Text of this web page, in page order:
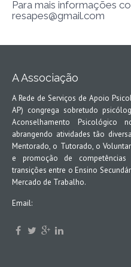
Para mais informações
resapes@gmail.com
A Associação
A Rede de Serviços de Apoio
AP) congrega sobretudo
Aconselhamento Psicológico
abrangendo atividades tão
Mentorado, o Tutorado, o
e promoção de
transições entre o Ensino
Mercado de Trabalho.
Email: